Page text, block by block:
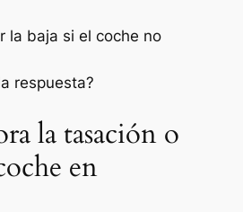
la baja si el coche no
respuesta?
la tasación o
en